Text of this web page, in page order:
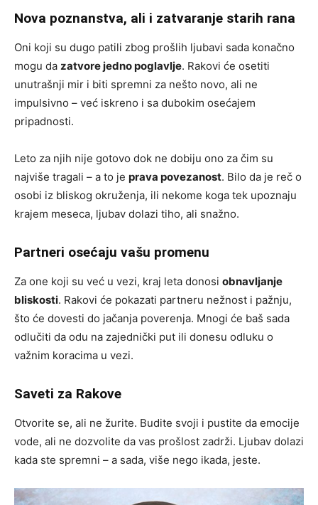
Nova poznanstva, ali i zatvaranje starih rana
Oni koji su dugo patili zbog prošlih ljubavi sada konačno
mogu da zatvore jedno poglavlje. Rakovi će osetiti
unutrašnji mir i biti spremni za nešto novo, ali ne
impulsivno – već iskreno i sa dubokim osećajem
pripadnosti.
Leto za njih nije gotovo dok ne dobiju ono za čim su
najviše tragali – a to je prava povezanost. Bilo da je reč o
osobi iz bliskog okruženja, ili nekome koga tek upoznaju
krajem meseca, ljubav dolazi tiho, ali snažno.
Partneri osećaju vašu promenu
Za one koji su već u vezi, kraj leta donosi obnavljanje
bliskosti. Rakovi će pokazati partneru nežnost i pažnju,
što će dovesti do jačanja poverenja. Mnogi će baš sada
odlučiti da odu na zajednički put ili donesu odluku o
važnim koracima u vezi.
Saveti za Rakove
Otvorite se, ali ne žurite. Budite svoji i pustite da emocije
vode, ali ne dozvolite da vas prošlost zadrži. Ljubav dolazi
kada ste spremni – a sada, više nego ikada, jeste.